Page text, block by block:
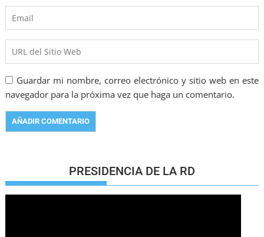
Guardar mi nombre, correo electrónico y sitio web en este
navegador para la próxima vez que haga un comentario.
PRESIDENCIA DE LA RD